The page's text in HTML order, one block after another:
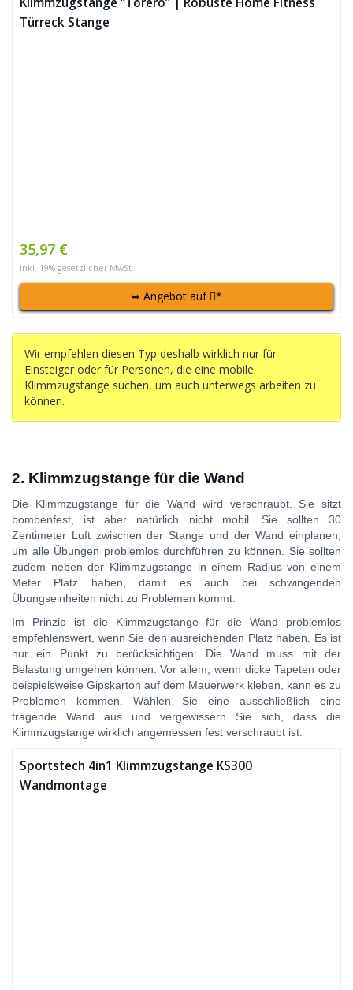
Türreck Stange
35,97 €
inkl. 19% gesetzlicher MwSt.
➥ Angebot auf *
Wir empfehlen diesen Typ deshalb wirklich nur für
Einsteiger oder für Personen, die eine mobile
Klimmzugstange suchen, um auch unterwegs arbeiten zu
können.
2. Klimmzugstange für die Wand
Die Klimmzugstange für die Wand wird verschraubt. Sie sitzt
bombenfest, ist aber natürlich nicht mobil. Sie sollten 30
Zentimeter Luft zwischen der Stange und der Wand einplanen,
um alle Übungen problemlos durchführen zu können. Sie sollten
zudem neben der Klimmzugstange in einem Radius von einem
Meter Platz haben, damit es auch bei schwingenden
Übungseinheiten nicht zu Problemen kommt.
Im Prinzip ist die Klimmzugstange für die Wand problemlos
empfehlenswert, wenn Sie den ausreichenden Platz haben. Es ist
nur ein Punkt zu berücksichtigen: Die Wand muss mit der
Belastung umgehen können. Vor allem, wenn dicke Tapeten oder
beispielsweise Gipskarton auf dem Mauerwerk kleben, kann es zu
Problemen kommen. Wählen Sie eine ausschließlich eine
tragende Wand aus und vergewissern Sie sich, dass die
Klimmzugstange wirklich angemessen fest verschraubt ist.
Sportstech 4in1 Klimmzugstange KS300
Wandmontage